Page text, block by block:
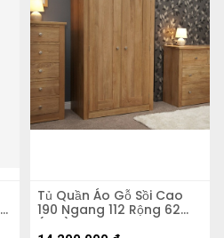
Tủ Quần Áo Gỗ Sồi Cao
190 Ngang 112 Rộng 62
(cm)